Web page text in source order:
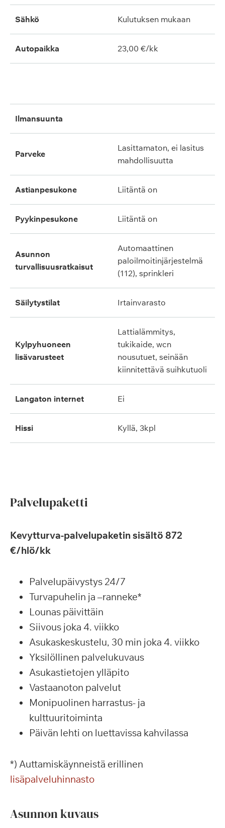
Sähkö Kulutuksen mukaan
Autopaikka 23,00 €/kk
ilmansuunta
parveke
lasittamaton, ei lasitus
mahdollisuutta
astianpesukone liitäntä on
pyykinpesukone liitäntä on
asunnon
turvallisuusratkaisut
automaattinen
paloilmoitinjärjestelmä
(112), sprinkleri
säilytystilat irtainvarasto
kylpyhuoneen
lisävarusteet
lattialämmitys,
tukikaide, wcn
nousutuet, seinään
kiinnitettävä suihkutuoli
langaton internet ei
hissi kyllä, 3kpl
Palvelupaketti
Kevytturva-palvelupaketin sisältö 872
€/hlö/kk
Palvelupäivystys 24/7
Turvapuhelin ja –ranneke*
Lounas päivittäin
Siivous joka 4. viikko
Asukaskeskustelu, 30 min joka 4. viikko
Yksilöllinen palvelukuvaus
Asukastietojen ylläpito
Vastaanoton palvelut
Monipuolinen harrastus- ja
kulttuuritoiminta
Päivän lehti on luettavissa kahvilassa
*) Auttamiskäynneistä erillinen
lisäpalveluhinnasto
Asunnon kuvaus